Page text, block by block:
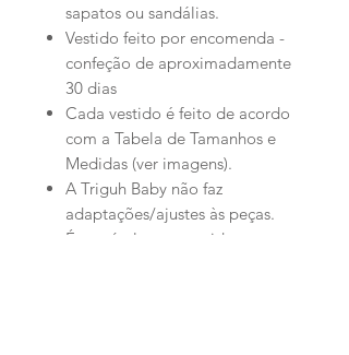
sapatos ou sandálias.
Vestido feito por encomenda -
confeção de aproximadamente
30 dias
Cada vestido é feito de acordo
com a Tabela de Tamanhos e
Medidas (ver imagens).
A Triguh Baby não faz
adaptações/ajustes às peças.
É possível ver o vestido em